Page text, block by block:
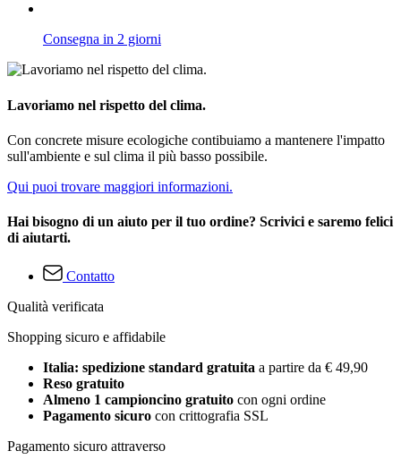
Consegna in 2 giorni
Lavoriamo nel rispetto del clima.
Con concrete misure ecologiche contibuiamo a mantenere l'impatto
sull'ambiente e sul clima il più basso possibile.
Qui puoi trovare maggiori informazioni.
Hai bisogno di un aiuto per il tuo ordine? Scrivici e saremo felici
di aiutarti.
Contatto
Qualità verificata
Shopping sicuro e affidabile
Italia: spedizione standard gratuita a partire da € 49,90
Reso gratuito
Almeno 1 campioncino gratuito con ogni ordine
Pagamento sicuro con crittografia SSL
Pagamento sicuro attraverso